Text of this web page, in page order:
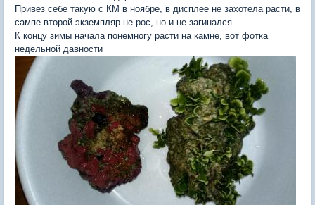
Привез себе такую с КМ в ноябре, в дисплее не захотела расти, в
сампе второй экземпляр не рос, но и не загинался.
К концу зимы начала понемногу расти на камне, вот фотка
недельной давности